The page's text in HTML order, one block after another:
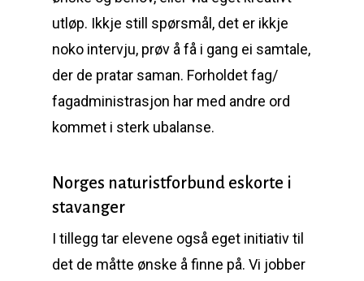
utløp. Ikkje still spørsmål, det er ikkje
noko intervju, prøv å få i gang ei samtale,
der de pratar saman. Forholdet fag/
fagadministrasjon har med andre ord
kommet i sterk ubalanse.
Norges naturistforbund eskorte i
stavanger
I tillegg tar elevene også eget initiativ til
det de måtte ønske å finne på. Vi jobber